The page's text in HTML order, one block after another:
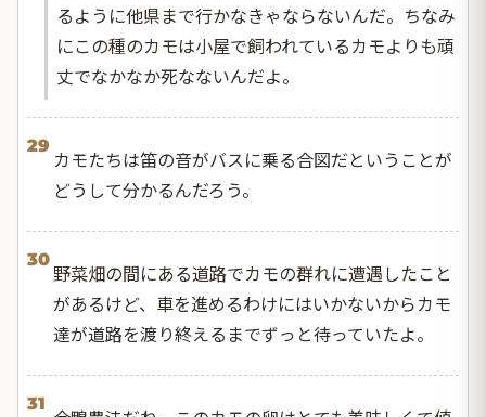
るように他県まで行かなきゃならないんだ。ちなみ
にこの種のカモは小屋で飼われているカモよりも頑
丈でなかなか死なないんだよ。
29
カモたちは笛の音がバスに乗る合図だということが
どうして分かるんだろう。
30
野菜畑の間にある道路でカモの群れに遭遇したこと
があるけど、車を進めるわけにはいかないからカモ
達が道路を渡り終えるまでずっと待っていたよ。
31